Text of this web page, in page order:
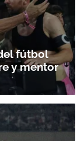
fútbol
y mentor